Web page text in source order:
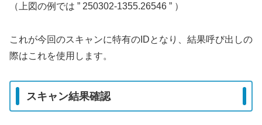
（上図の例では ” 250302-1355.26546 ” ）
これが今回のスキャンに特有のIDとなり、結果呼び出しの
際はこれを使用します。
スキャン結果確認